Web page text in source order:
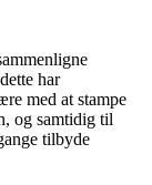
har
med at stampe
og samtidig til
tilbyde